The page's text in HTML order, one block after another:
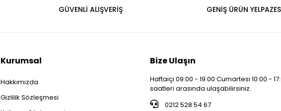
GÜVENLİ ALIŞVERİŞ GENİŞ ÜRÜN
Kurumsal
Hakkımızda
Gizlilik Sözleşmesi
Bize Ulaşın
Haftaiçi 09:00 - 19:00 Cumartesi 10:00 -
saatleri arasında ulaşabilirsiniz.
0212 528 54 67